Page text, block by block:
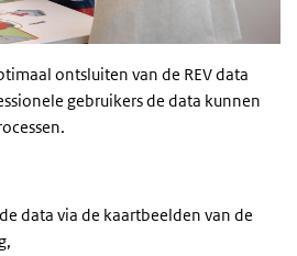
ontsluiten van de REV data
gebruikers de data kunnen
data via de kaartbeelden van de